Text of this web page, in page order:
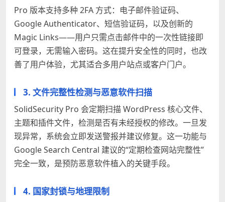
Pro 版本支持多种 2FA 方式：电子邮件验证码、
Google Authenticator、短信验证码，以及创新的
Magic Links——用户只需点击邮件中的一次性链接即
可登录，无需输入密码。这在提升安全性的同时，也改
善了用户体验，尤其适合多用户站点或客户门户。
3. 文件完整性检测与恶意软件扫描
SolidSecurity Pro 会定期扫描 WordPress 核心文件、
主题和插件文件，检测是否有未经授权的修改。一旦发
现异常，系统会立即发送警报并建议修复。这一功能与
Google Search Central 建议的“定期检查网站完整性”
完全一致，是预防恶意软件植入的关键手段。
4. 国家封锁与地理限制